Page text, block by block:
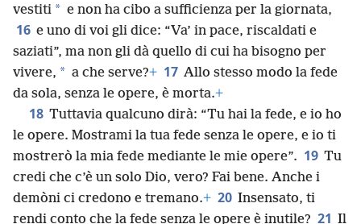
vestiti * e non ha cibo a sufficienza per la giornata,
16 e uno di voi gli dice: “Va’ in pace, riscaldati e
saziati”, ma non gli dà quello di cui ha bisogno per
vivere, * a che serve?+ 17 Allo stesso modo la fede
da sola, senza le opere, è morta.+
18 Tuttavia qualcuno dirà: “Tu hai la fede, e io ho
le opere. Mostrami la tua fede senza le opere, e io ti
mostrerò la mia fede mediante le mie opere”. 19 Tu
credi che c’è un solo Dio, vero? Fai bene. Anche i
demòni ci credono e tremano.+ 20 Insensato, ti
rendi conto che la fede senza le opere è inutile? 21 Il